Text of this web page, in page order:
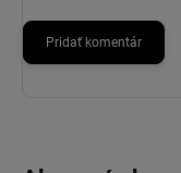
Pridať komentár